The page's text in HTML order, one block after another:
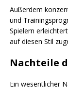
Außerdem
und
Spielern
auf diesen Stil
Nachteile
Ein wesentlicher